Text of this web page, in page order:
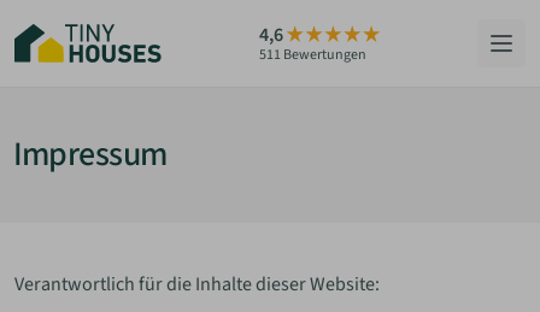
Hauptinhalt
springen
4,6
511 Bewertungen
HÄUSER
Impressum
Verantwortlich für die Inhalte dieser Website: